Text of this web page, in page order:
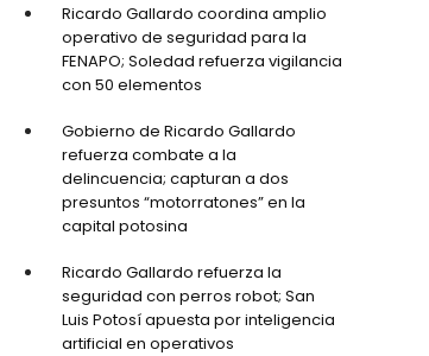
Ricardo Gallardo coordina amplio
operativo de seguridad para la
FENAPO; Soledad refuerza vigilancia
con 50 elementos
Gobierno de Ricardo Gallardo
refuerza combate a la
delincuencia; capturan a dos
presuntos “motorratones” en la
capital potosina
Ricardo Gallardo refuerza la
seguridad con perros robot; San
Luis Potosí apuesta por inteligencia
artificial en operativos